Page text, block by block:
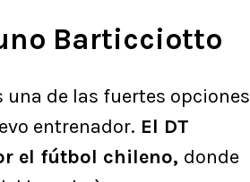
Barticciotto
una de las fuertes opciones
entrenador. El DT
el fútbol chileno, donde